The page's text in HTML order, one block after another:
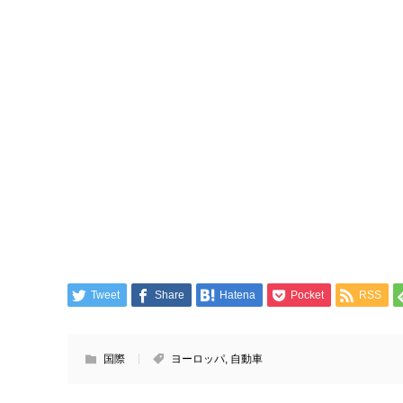
Tweet Share Hatena Pocket RSS
国際 ヨーロッパ, 自動車